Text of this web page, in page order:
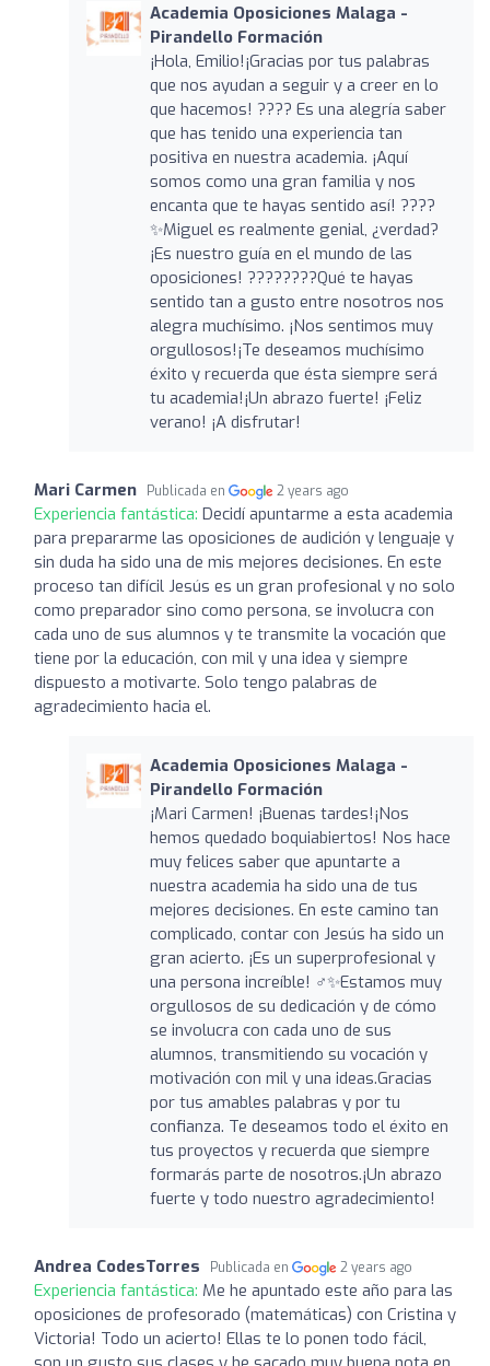
Academia Oposiciones Malaga -
Pirandello Formación
¡Hola, Emilio!¡Gracias por tus palabras
que nos ayudan a seguir y a creer en lo
que hacemos! ???? Es una alegría saber
que has tenido una experiencia tan
positiva en nuestra academia. ¡Aquí
somos como una gran familia y nos
encanta que te hayas sentido así! ????
✨Miguel es realmente genial, ¿verdad?
¡Es nuestro guía en el mundo de las
oposiciones! ????????Qué te hayas
sentido tan a gusto entre nosotros nos
alegra muchísimo. ¡Nos sentimos muy
orgullosos!¡Te deseamos muchísimo
éxito y recuerda que ésta siempre será
tu academia!¡Un abrazo fuerte! ¡Feliz
verano! ¡A disfrutar!
Mari Carmen Publicada en 2 years ago
Experiencia fantástica: Decidí apuntarme a esta academia
para prepararme las oposiciones de audición y lenguaje y
sin duda ha sido una de mis mejores decisiones. En este
proceso tan difícil Jesús es un gran profesional y no solo
como preparador sino como persona, se involucra con
cada uno de sus alumnos y te transmite la vocación que
tiene por la educación, con mil y una idea y siempre
dispuesto a motivarte. Solo tengo palabras de
agradecimiento hacia el.
Academia Oposiciones Malaga -
Pirandello Formación
¡Mari Carmen! ¡Buenas tardes!¡Nos
hemos quedado boquiabiertos! Nos hace
muy felices saber que apuntarte a
nuestra academia ha sido una de tus
mejores decisiones. En este camino tan
complicado, contar con Jesús ha sido un
gran acierto. ¡Es un superprofesional y
una persona increíble! ‍♂️✨Estamos muy
orgullosos de su dedicación y de cómo
se involucra con cada uno de sus
alumnos, transmitiendo su vocación y
motivación con mil y una ideas.Gracias
por tus amables palabras y por tu
confianza. Te deseamos todo el éxito en
tus proyectos y recuerda que siempre
formarás parte de nosotros.¡Un abrazo
fuerte y todo nuestro agradecimiento!
Andrea CodesTorres Publicada en 2 years ago
Experiencia fantástica: Me he apuntado este año para las
oposiciones de profesorado (matemáticas) con Cristina y
Victoria! Todo un acierto! Ellas te lo ponen todo fácil,